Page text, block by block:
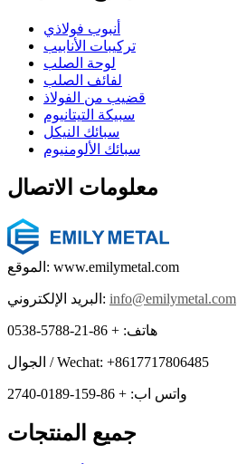
أنبوب فولاذي
تركيبات الأنابيب
لوحة الصلب
لفائف الصلب
قضيب من الفولاذ
سبيكة التيتانيوم
سبائك النيكل
سبائك الألومنيوم
معلومات الاتصال
الموقع: www.emilymetal.com
البريد الإلكتروني: info@emilymetal.com
هاتف: + 86-21-5788-0538
الجوال / Wechat: +8617717806485
واتس اب: + 86-159-0189-2740
جميع المنتجات